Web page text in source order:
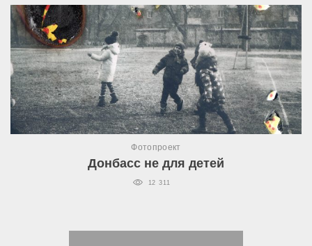
Фотопроект
Донбасс не для детей
12 311